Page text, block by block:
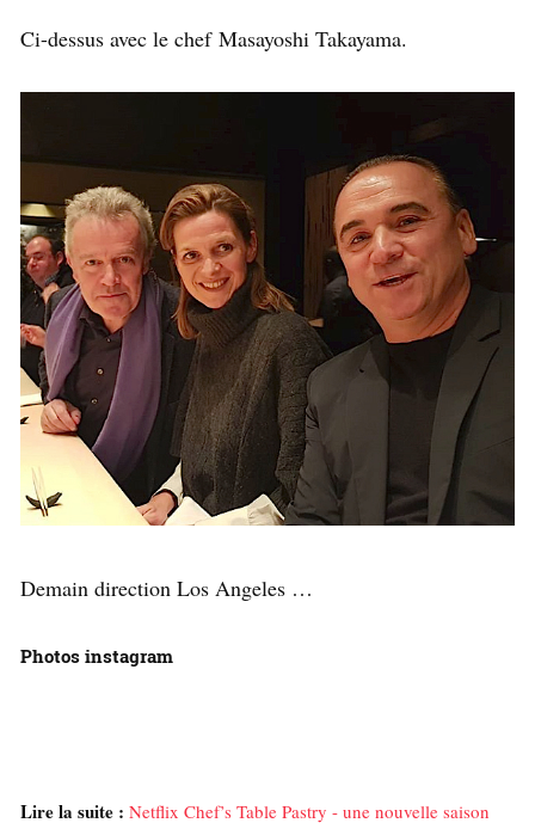
Ci-dessus avec le chef Masayoshi Takayama.
Demain direction Los Angeles …
Photos instagram
Lire la suite : Netflix Chef’s Table Pastry - une nouvelle saison